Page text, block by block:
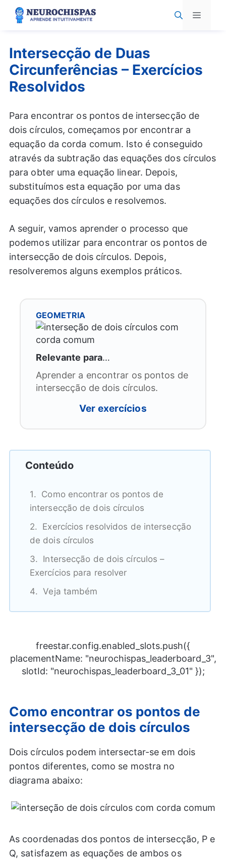
Pular
para
Menu
Intersecção de Duas
Circunferências – Exercícios
Resolvidos
Para encontrar os pontos de intersecção de
dois círculos, começamos por encontrar a
equação da corda comum. Isto é conseguido
através da subtração das equações dos círculos
para obter uma equação linear. Depois,
substituímos esta equação por uma das
equações dos círculos e resolvemos.
A seguir, vamos aprender o processo que
podemos utilizar para encontrar os pontos de
intersecção de dois círculos. Depois,
resolveremos alguns exemplos práticos.
GEOMETRIA
Relevante para…
Aprender a encontrar os pontos de
intersecção de dois círculos.
Ver exercícios
Conteúdo
Como encontrar os pontos de
intersecção de dois círculos
Exercícios resolvidos de intersecção
de dois círculos
Intersecção de dois círculos –
Exercícios para resolver
Veja também
freestar.config.enabled_slots.push({
placementName: "neurochispas_leaderboard_3",
slotId: "neurochispas_leaderboard_3_01" });
Como encontrar os pontos de
intersecção de dois círculos
Dois círculos podem intersectar-se em dois
pontos diferentes, como se mostra no
diagrama abaixo:
As coordenadas dos pontos de intersecção, P e
Q, satisfazem as equações de ambos os